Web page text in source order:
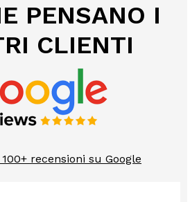
PENSANO I
CLIENTI
recensioni su Google